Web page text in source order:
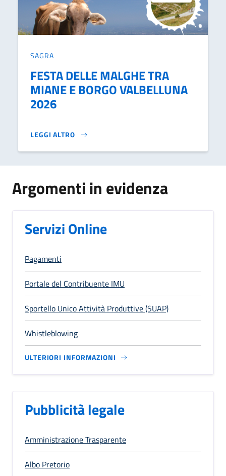
SAGRA
FESTA DELLE MALGHE TRA
MIANE E BORGO VALBELLUNA
2026
LEGGI ALTRO
FESTA DELLE MALGHE TRA MIANE E BORGO
Argomenti in evidenza
Servizi Online
Pagamenti
Portale del Contribuente IMU
Sportello Unico Attività Produttive (SUAP)
Whistleblowing
ULTERIORI INFORMAZIONI
Pubblicità legale
Amministrazione Trasparente
Albo Pretorio